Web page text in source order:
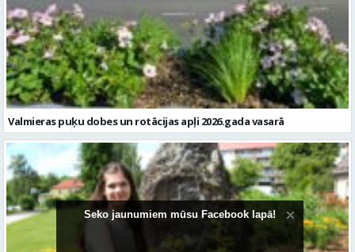
Valmieras puķu dobes un rotācijas apļi 2026.gada vasarā
Seko jaunumiem mūsu Facebook lapā!